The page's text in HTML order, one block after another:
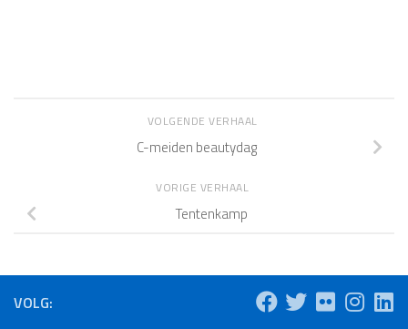
VOLGENDE VERHAAL
C-meiden beautydag
VORIGE VERHAAL
Tentenkamp
VOLG: